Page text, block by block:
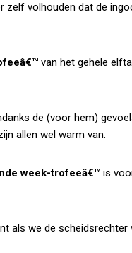
volhouden dat de
van het gehele
de (voor hem)
allen wel warm van.
week-trofeeâ€™ is
als we de